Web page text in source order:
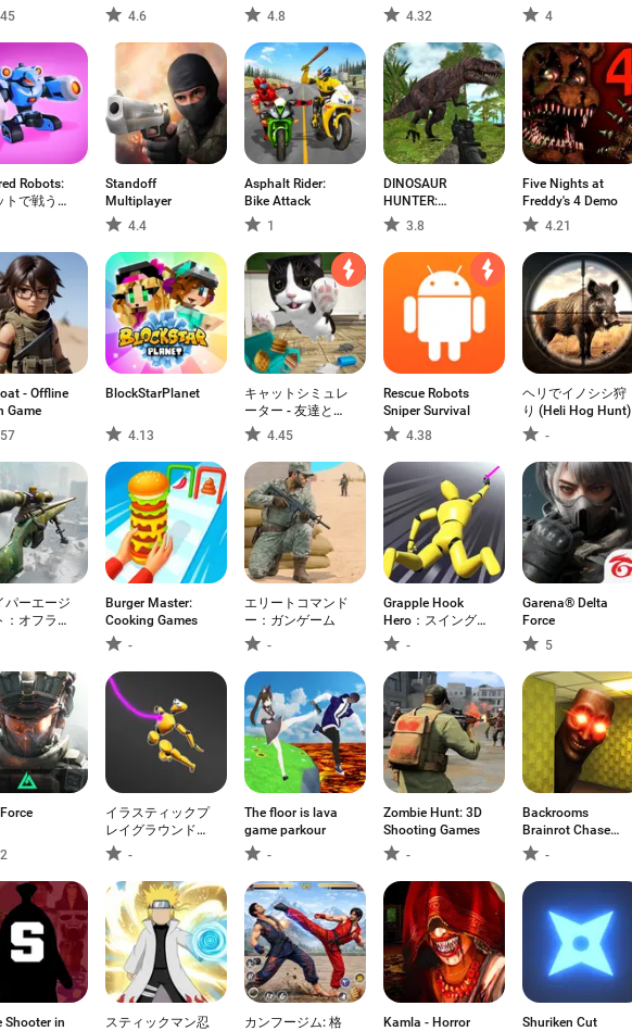
ム
4.6
4.8
Shadow
legends(Dreamsky)
4.32
4
Robots:
トで戦うゲ
Standoff
Multiplayer
4.4
Asphalt Rider:
Bike Attack
1
DINOSAUR
HUNTER:
SURVIVAL GAME
3.8
Five Nights at
Freddy's 4 Demo
4.21
- Offline
Game
BlockStarPlanet
4.13
キャットシミュレ
ーター - 友達と一
緒に遊べます
4.45
Rescue Robots
Sniper Survival
4.38
ヘリでイノシシ狩
り (Heli Hog Hunt)
-
パーエージ
：オフライ
ター
Burger Master:
Cooking Games
-
エリートコマンド
ー：ガンゲーム
-
Grapple Hook
Hero：スイングア
クション
-
Garena® Delta
Force
5
イラスティックプ
レイグラウンド：
ひっぱって壊せ！
-
The floor is lava
game parkour
-
Zombie Hunt: 3D
Shooting Games
-
Backrooms
Brainrot Chase
Rooms
-
Shooter in
スティックマン忍
カンフージム: 格
Kamla - Horror
Shuriken Cut